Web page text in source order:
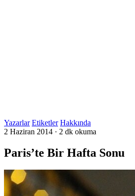
Yazarlar Etiketler Hakkında
2 Haziran 2014 · 2 dk okuma
Paris’te Bir Hafta Sonu